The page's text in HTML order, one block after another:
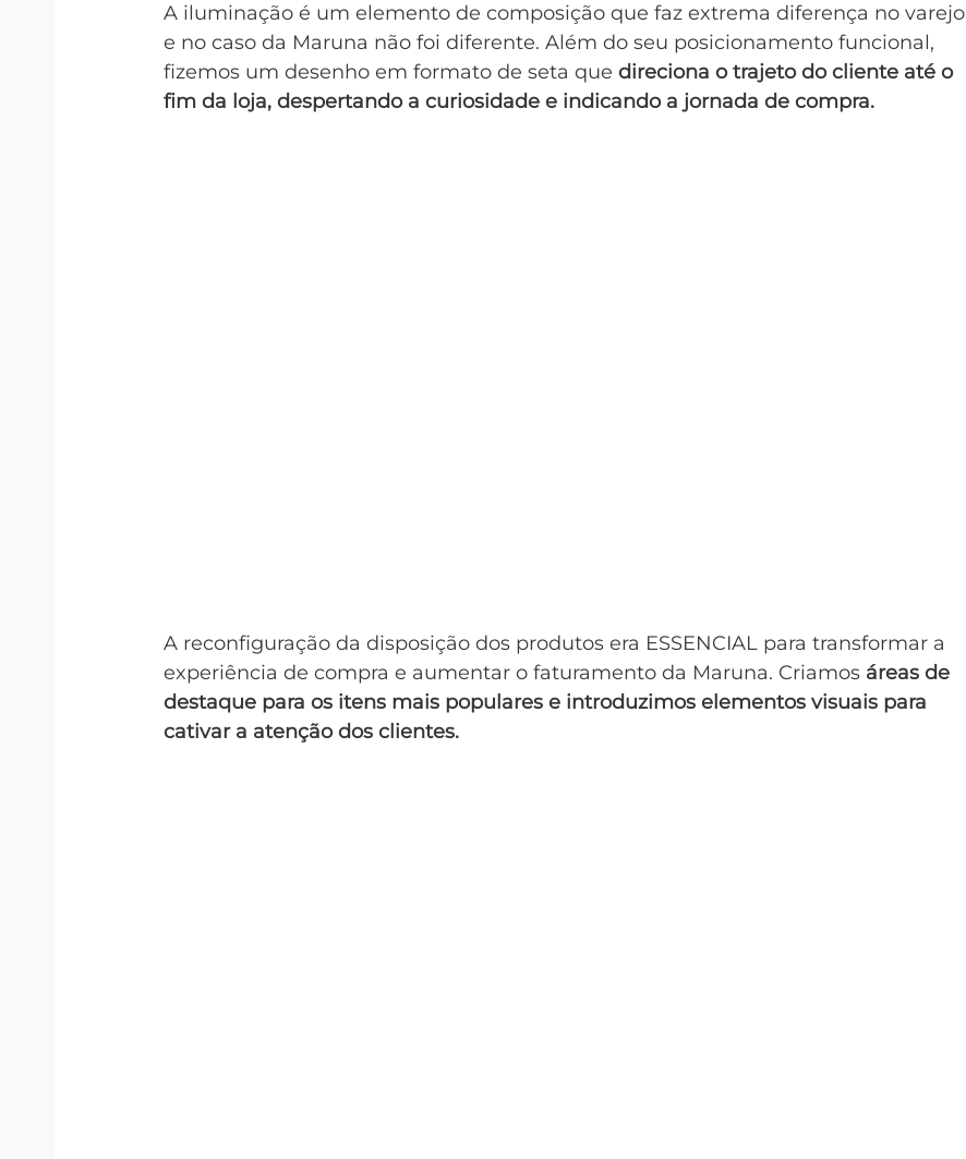
A iluminação é um elemento de composição que faz extrema diferença no varejo
e no caso da Maruna não foi diferente. Além do seu posicionamento funcional,
fizemos um desenho em formato de seta que direciona o trajeto do cliente até o
fim da loja, despertando a curiosidade e indicando a jornada de compra.
A reconfiguração da disposição dos produtos era ESSENCIAL para transformar a
experiência de compra e aumentar o faturamento da Maruna. Criamos áreas de
destaque para os itens mais populares e introduzimos elementos visuais para
cativar a atenção dos clientes.